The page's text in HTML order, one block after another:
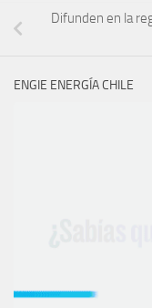
Difunden en la
ENGIE ENERGÍA CHILE